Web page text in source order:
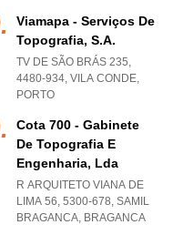
Viamapa - Serviços De
Topografia, S.a.
TV DE SÃO BRÁS 235,
4480-934, VILA CONDE,
PORTO
Cota 700 - Gabinete
De Topografia E
Engenharia, Lda
R ARQUITETO VIANA DE
LIMA 56, 5300-678, SAMIL
BRAGANCA, BRAGANCA